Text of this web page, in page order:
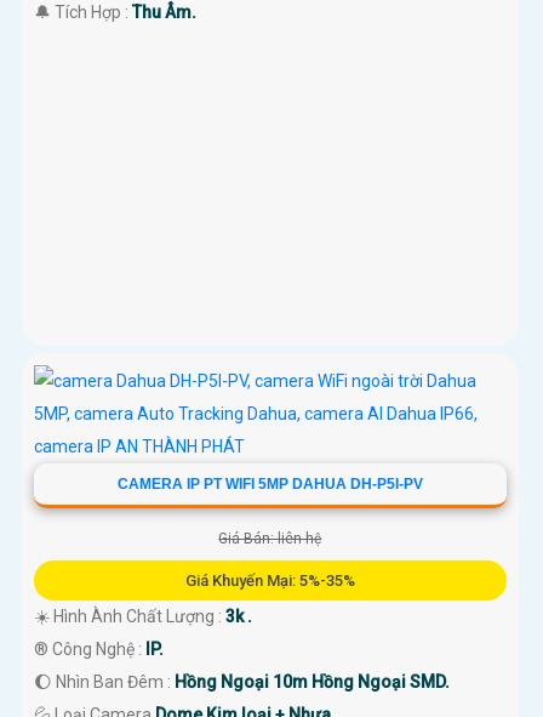
️🔔 Tích Hợp :Thu Âm.
CAMERA IP PT WIFI 5MP DAHUA DH-P5I-PV
Giá Bán: liên hệ
Giá Khuyến Mại: 5%-35%
☀️ Hình Ành Chất Lượng : 3k .
®️ Công Nghệ :
IP.
🌔 Nhìn Ban Đêm : Hồng Ngoại 10m Hồng Ngoại SMD.